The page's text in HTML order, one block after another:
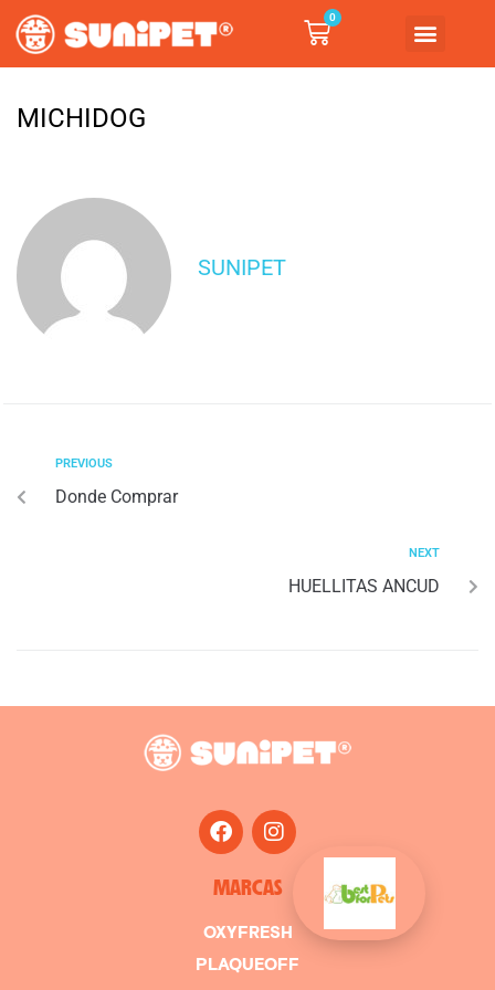
0
MICHIDOG
SUNIPET
PREVIOUS
Donde Comprar
NEXT
HUELLITAS ANCUD
MARCAS
OXYFRESH
PLAQUEOFF